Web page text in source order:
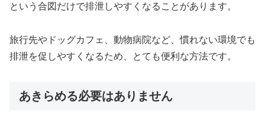
という合図だけで排泄しやすくなることがあります。
旅行先やドッグカフェ、動物病院など、慣れない環境でも
排泄を促しやすくなるため、とても便利な方法です。
あきらめる必要はありません